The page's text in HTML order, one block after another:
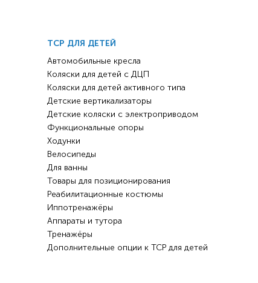
ТСР ДЛЯ ДЕТЕЙ
Автомобильные кресла
Коляски для детей с ДЦП
Коляски для детей активного типа
Детские вертикализаторы
Детские коляски с электроприводом
Функциональные опоры
Ходунки
Велосипеды
Для ванны
Товары для позиционирования
Реабилитационные костюмы
Иппотренажёры
Аппараты и тутора
Тренажёры
Дополнительные опции к ТСР для детей